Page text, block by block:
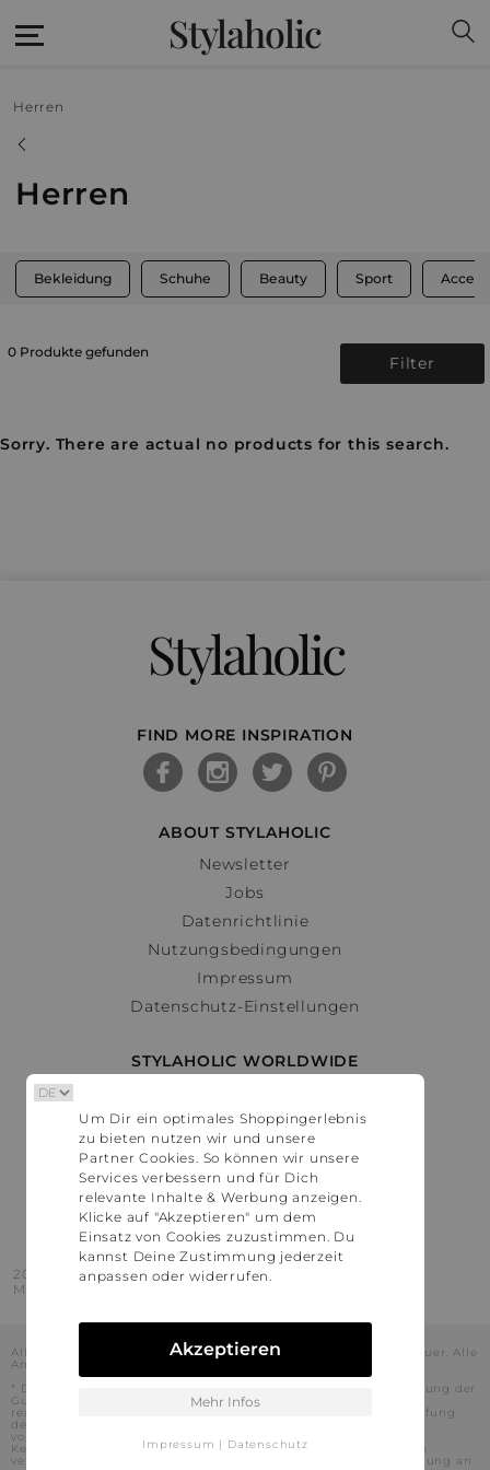
Stylaholic
Herren
Herren
Bekleidung Schuhe Beauty Sport
0 Produkte gefunden
Filter
Sorry. There are actual no products for this search.
Stylaholic
FIND MORE INSPIRATION
ABOUT STYLAHOLIC
Newsletter
Jobs
Datenrichtlinie
Nutzungsbedingungen
Impressum
Datenschutz-Einstellungen
STYLAHOLIC WORLDWIDE
Österreich
Schweiz
France
United States
2016 - 2026 © Stylaholic.
Made for you with love in munich.
Alle Preise inkl. der jeweils geltenden gesetzlichen Mehrwertsteuer. Alle
Angaben ohne Gewähr.
* Die angezeigten Preise beinhalten Rabatte, die durch die Nutzung der
Gutschein-Codes auf den Seiten unserer Partner voraussichtlich
realisiert werden können. Stylaholic führt keine vollständige Prüfung
der Gutschein-Codes durch und es kann daher in Einzelfällen
vorkommen, dass die Gutscheine abweichend von unserem
Kenntnisstand bei dem jeweiligen Shop nicht oder nur teilweise
verwendet werden können. Darüber hinaus kann deren Verwendung an
Um Dir ein optimales Shoppingerlebnis
zu bieten nutzen wir und unsere
Partner Cookies. So können wir unsere
Services verbessern und für Dich
relevante Inhalte & Werbung anzeigen.
Klicke auf "Akzeptieren" um dem
Einsatz von Cookies zuzustimmen. Du
kannst Deine Zustimmung jederzeit
anpassen oder widerrufen.
Akzeptieren
Mehr Infos
Impressum | Datenschutz